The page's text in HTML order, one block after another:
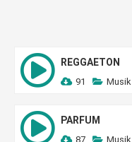
REGGAETON
91 Musik
PARFUM
87 Musik